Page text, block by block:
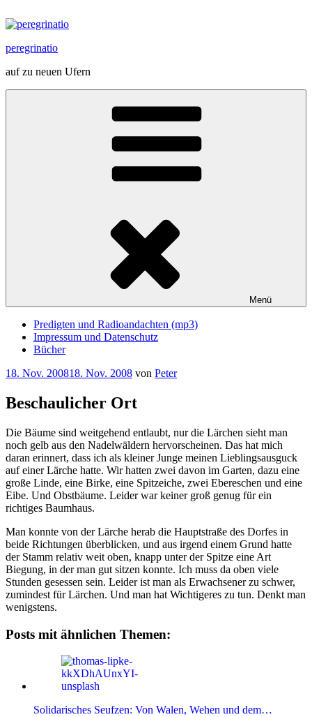
Inhalt
peregrinatio
auf zu neuen Ufern
Menü
Predigten und Radioandachten (mp3)
Impressum und Datenschutz
Bücher
Veröffentlicht
18. Nov. 200818. Nov. 2008 von Peter
Beschaulicher Ort
Die Bäume sind weitgehend entlaubt, nur die Lärchen sieht man
noch gelb aus den Nadelwäldern hervorscheinen. Das hat mich
daran erinnert, dass ich als kleiner Junge meinen Lieblingsausguck
auf einer Lärche hatte. Wir hatten zwei davon im Garten, dazu eine
große Linde, eine Birke, eine Spitzeiche, zwei Ebereschen und eine
Eibe. Und Obstbäume. Leider war keiner groß genug für ein
richtiges Baumhaus.
Man konnte von der Lärche herab die Hauptstraße des Dorfes in
beide Richtungen überblicken, und aus irgend einem Grund hatte
der Stamm relativ weit oben, knapp unter der Spitze eine Art
Biegung, in der man gut sitzen konnte. Ich muss da oben viele
Stunden gesessen sein. Leider ist man als Erwachsener zu schwer,
zumindest für Lärchen. Und man hat Wichtigeres zu tun. Denkt man
wenigstens.
Posts mit ähnlichen Themen:
Solidarisches Seufzen: Von Walen, Wehen und dem…